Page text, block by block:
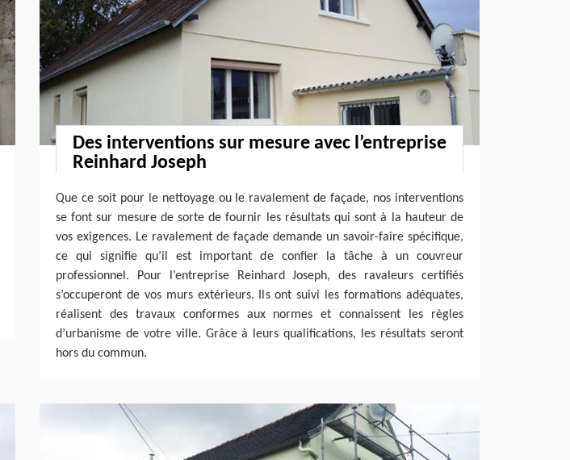
Des interventions sur mesure avec l’entreprise
Reinhard Joseph
Que ce soit pour le nettoyage ou le ravalement de façade, nos interventions
se font sur mesure de sorte de fournir les résultats qui sont à la hauteur de
vos exigences. Le ravalement de façade demande un savoir-faire spécifique,
ce qui signifie qu’il est important de confier la tâche à un couvreur
professionnel. Pour l’entreprise Reinhard Joseph, des ravaleurs certifiés
s’occuperont de vos murs extérieurs. Ils ont suivi les formations adéquates,
réalisent des travaux conformes aux normes et connaissent les règles
d’urbanisme de votre ville. Grâce à leurs qualifications, les résultats seront
hors du commun.